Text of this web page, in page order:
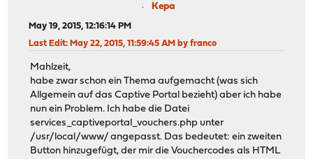
Kepa
May 19, 2015, 12:16:14 PM
Last Edit: May 22, 2015, 11:59:45 AM by franco
Mahlzeit,
habe zwar schon ein Thema aufgemacht (was sich
Allgemein auf das Captive Portal bezieht) aber ich habe
nun ein Problem. Ich habe die Datei
services_captiveportal_vouchers.php unter
/usr/local/www/ angepasst. Das bedeutet: ein zweiten
Button hinzugefügt, der mir die Vouchercodes als HTML